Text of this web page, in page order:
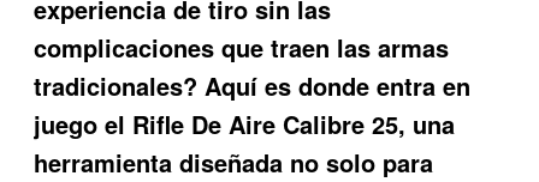
experiencia de tiro sin las
complicaciones que traen las armas
tradicionales? Aquí es donde entra en
juego el Rifle De Aire Calibre 25, una
herramienta diseñada no solo para